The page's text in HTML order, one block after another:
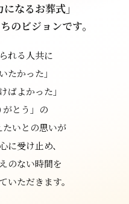
なるお葬式」
のビジョンです。
れる人共に
たかった」
ばよかった」
とう」の
いとの思いが
に受け止め、
のない時間を
いただきます。